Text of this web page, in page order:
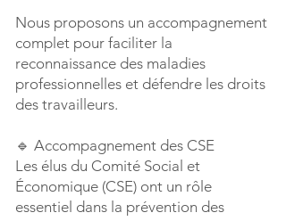
Nous proposons un accompagnement
complet pour faciliter la
reconnaissance des maladies
professionnelles et défendre les droits
des travailleurs.
🔹 Accompagnement des CSE
Les élus du Comité Social et
Économique (CSE) ont un rôle
essentiel dans la prévention des